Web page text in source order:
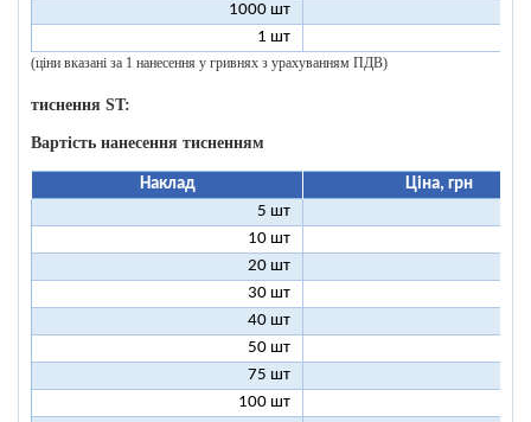
1000 шт
1 шт
(ціни вказані за 1 нанесення у гривнях з урахуванням ПДВ)
тиснення ST:
Вартість нанесення тисненням
Наклад
Ціна, грн
5 шт
10 шт
20 шт
30 шт
40 шт
50 шт
75 шт
100 шт